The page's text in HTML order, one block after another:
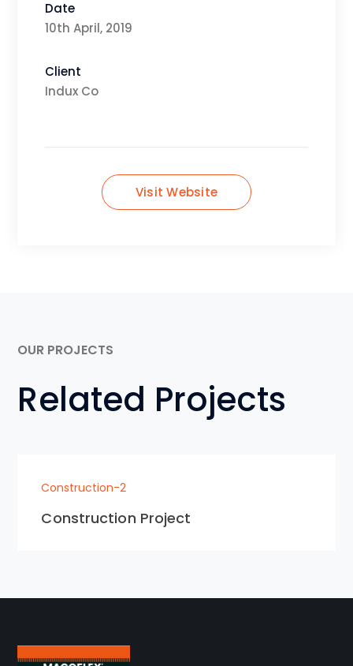
Date
10th April, 2019
Client
Indux Co
Visit Website
OUR PROJECTS
Related Projects
Construction-2
Construction Project